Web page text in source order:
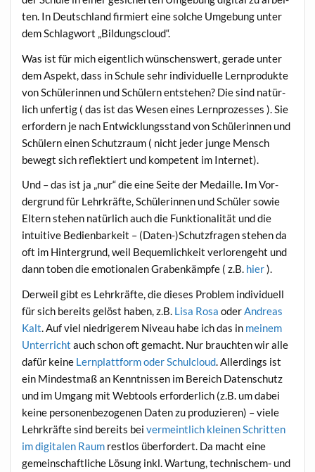
ten. In Deutsch­land fir­miert eine sol­che Umge­bung unter
dem Schlag­wort „Bil­dungs­cloud“.
Was ist für mich eigent­lich wün­schens­wert, gera­de unter
dem Aspekt, dass in Schu­le sehr indi­vi­du­el­le Lern­pro­duk­te
von Schü­le­rin­nen und Schü­lern ent­ste­hen? Die sind natür­
lich unfer­tig ( das ist das Wesen eines Lern­pro­zes­ses ). Sie
erfor­dern je nach Ent­wick­lungs­stand von Schü­le­rin­nen und
Schü­lern einen Schutz­raum ( nicht jeder jun­ge Mensch
bewegt sich reflek­tiert und kom­pe­tent im Internet).
Und – das ist ja „nur“ die eine Sei­te der Medail­le. Im Vor­
der­grund für Lehr­kräf­te, Schü­le­rin­nen und Schü­ler sowie
Eltern ste­hen natür­lich auch die Funk­tio­na­li­tät und die
intui­ti­ve Bedien­bar­keit – (Daten-)Schutzfragen ste­hen da
oft im Hin­ter­grund, weil Bequem­lich­keit ver­lo­ren­geht und
dann toben die emo­tio­na­len Gra­ben­kämp­fe ( z.B. hier).
Der­weil gibt es Lehr­kräf­te, die die­ses Pro­blem indi­vi­du­ell
für sich bereits gelöst haben, z.B. Lisa Rosa oder Andre­as
Kalt . Auf viel nied­ri­ge­rem Niveau habe ich das in mei­nem
Unter­richt auch schon oft gemacht. Nur brauch­ten wir alle
dafür kei­ne Lern­platt­form oder Schul­cloud . Aller­dings ist
ein Min­dest­maß an Kennt­nis­sen im Bereich Daten­schutz
und im Umgang mit Web­tools erfor­der­lich (z.B. um dabei
kei­ne per­so­nen­be­zo­ge­nen Daten zu pro­du­zie­ren) – vie­le
Lehr­kräf­te sind bereits beiver­meint­lich klei­nen Schrit­ten
im digi­ta­len Raum rest­los über­for­dert. Da macht eine
gemein­schaft­li­che Lösung inkl. War­tung, tech­ni­schem- und